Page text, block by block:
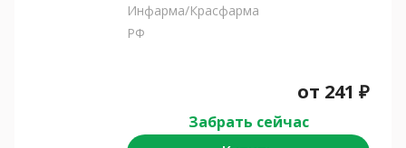
Инфарма/Красфарма
РФ
от 241 ₽
Забрать сейчас